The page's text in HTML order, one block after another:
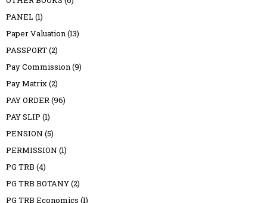
PANEL(1)
Paper Valuation(13)
PASSPORT(2)
Pay Commission(9)
Pay Matrix(2)
PAY ORDER(96)
PAY SLIP (1)
PENSION (5)
PERMISSION (1)
PG TRB (4)
PG TRB BOTANY(2)
PG TRB Economics (1)